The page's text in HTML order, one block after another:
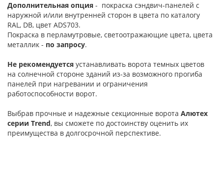
Дополнительная опция - покраска сэндвич-панелей с
наружной и/или внутренней сторон в цвета по каталогу
RAL, DB, цвет ADS703.
Покраска в перламутровые, светоотражающие цвета, цвета
металлик - по запросу.
Не рекомендуется устанавливать ворота темных цветов
на солнечной стороне зданий из-за возможного прогиба
панелей при нагревании и ограничения
работоспособности ворот.
Выбрав прочные и надежные секционные ворота Алютех
серии Trend, вы сможете по достоинству оценить их
преимущества в долгосрочной перспективе.